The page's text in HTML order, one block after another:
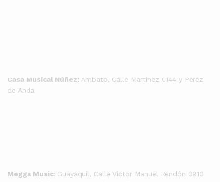
Casa Musical Núñez: Ambato, Calle Martinez 0144 y Perez
de Anda
Megga Music: Guayaquil, Calle Víctor Manuel Rendón 0910